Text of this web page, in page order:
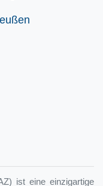
ist eine einzigartige